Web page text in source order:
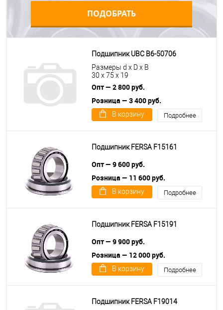
ПОДОБРАТЬ
Подшипник UBC B6-50706
Размеры d x D x B
30 x 75 x 19
Опт — 2 800 руб.
Розница — 3 400 руб.
В корзину Подробнее
Подшипник FERSA F15161
Опт — 9 600 руб.
Розница — 11 600 руб.
В корзину Подробнее
Подшипник FERSA F15191
Опт — 9 900 руб.
Розница — 12 000 руб.
В корзину Подробнее
Подшипник FERSA F19014